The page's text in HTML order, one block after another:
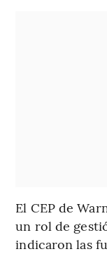
El CEP de
un rol de
indicaron las